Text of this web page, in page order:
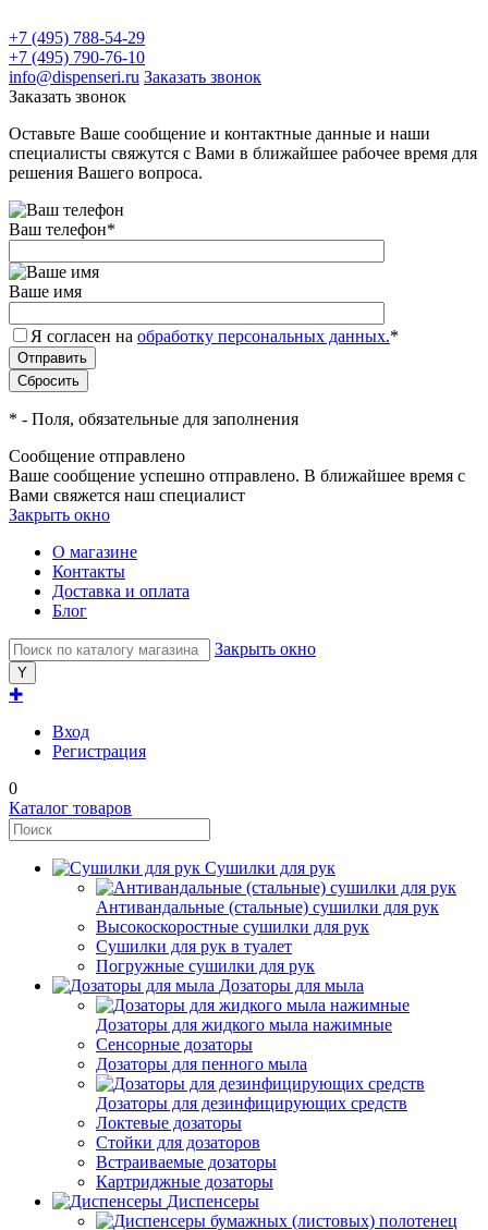
+7 (495) 788-54-29
+7 (495) 790-76-10
info@dispenseri.ru Заказать звонок
Заказать звонок
Оставьте Ваше сообщение и контактные данные и наши
специалисты свяжутся с Вами в ближайшее рабочее время для
решения Вашего вопроса.
Ваш телефон*
Ваше имя
Я согласен на обработку персональных данных.*
* - Поля, обязательные для заполнения
Сообщение отправлено
Ваше сообщение успешно отправлено. В ближайшее время с
Вами свяжется наш специалист
Закрыть окно
О магазине
Контакты
Доставка и оплата
Блог
Закрыть окно
✚
Вход
Регистрация
0
Каталог товаров
Сушилки для рук
Антивандальные (стальные) сушилки для рук
Высокоскоростные сушилки для рук
Сушилки для рук в туалет
Погружные сушилки для рук
Дозаторы для мыла
Дозаторы для жидкого мыла нажимные
Сенсорные дозаторы
Дозаторы для пенного мыла
Дозаторы для дезинфицирующих средств
Локтевые дозаторы
Стойки для дозаторов
Встраиваемые дозаторы
Картриджные дозаторы
Диспенсеры